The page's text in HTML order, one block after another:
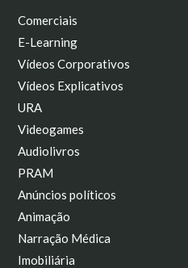
Comerciais
E-Learning
Vídeos Corporativos
Vídeos Explicativos
URA
Videogames
Audiolivros
PRAM
Anúncios políticos
Animação
Narração Médica
Imobiliária